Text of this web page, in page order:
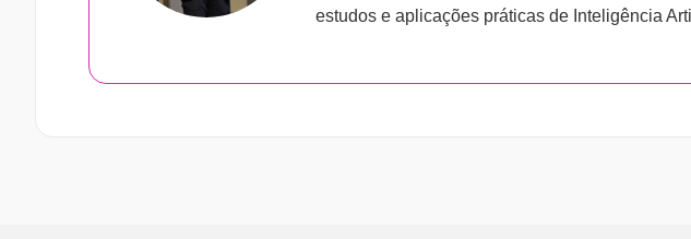
estudos e aplicações práticas de Inteligência